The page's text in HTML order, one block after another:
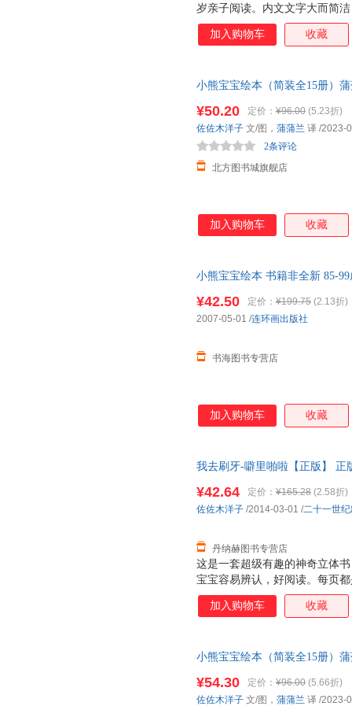
岁亲子阅读。内文文字大而简
趣的整页大图，书中的图形不
式，在书页中可以不时翻开一
子看，更能让自己孩子动手“玩
可爱的形象，更加生动活泼，
宝宝记忆。 对宝宝有这些帮助
加入购物车 收藏
小熊宝宝绘本（简装全15册）
货 85%城市次日送达！
¥50.20 定价： ¥96.00 (5.23折)
北方图书城旗舰店
2条评论
佐佐木洋子 文/图， 蒲蒲兰 译 /2023-
加入购物车 收藏
小熊宝宝绘本 书籍非全新 85-
¥42.50 定价： ¥199.75 (2.13折)
书海图书专营店
2007-05-01 /连环画出版社
加入购物车 收藏
我去刷牙-噼里啪啦【正版】 正
这是一套超级有趣的神奇立体
宝宝容易辨认，好阅读。每页
张诱人，而且采用了一些局部
面，让人看到图画内部的东西
小插页，图案可以根据翻和不
次重复着生活场景，加强宝宝
能力 2. 建立宝宝良好的行为习
¥42.64 定价： ¥165.28 (2.58折)
丹纳赫图书专营店
佐佐木洋子 /2014-03-01 /二十一世
加入购物车 收藏
小熊宝宝绘本（简装全15册）
¥54.30 定价： ¥96.00 (5.66折)
佐佐木洋子 文/图， 蒲蒲兰 译 /2023-